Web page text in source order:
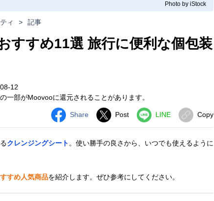
Photo by iStock
ィ > 記事
すすめ11選 旅行に便利な個包装
12
部がMoovooに還元されることがあります。
Share Post LINE Copy
クレンジングシート 。使い勝手の良さから、いつでも使えるように
すめ人気商品を紹介します。ぜひ参考にしてください。